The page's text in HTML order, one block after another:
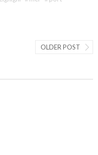
OLDER POST